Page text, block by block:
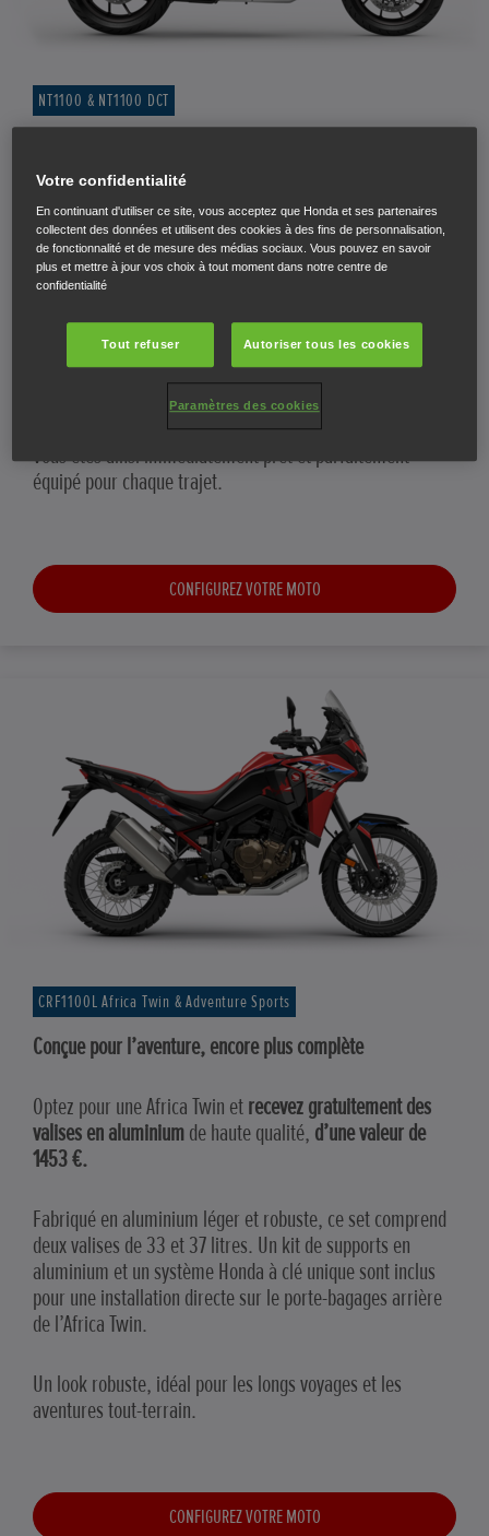
NT1100 & NT1100 DCT
À l’achat d’une NT1100,recevez gratuitement le pack
Urban. Ce pack offre tout ce dont vous avez besoin pour
améliorer votre expérience de conduite en ville.
Il comprend notamment un top case de 50 litres à
ouverture manuelle, pour plus de confort et de praticité,
avec une installation simple et une utilisation quotidienne
Vous êtes ainsi immédiatement prêt et parfaitement
équipé pour chaque trajet.
CONFIGUREZ VOTRE MOTO
CRF1100L Africa Twin & Adventure Sports
Conçue pour l’aventure, encore plus complète
Optez pour une Africa Twin etrecevez gratuitement des
valises en aluminiumde haute qualité, d’une valeur de
1453 €.
Fabriqué en aluminium léger et robuste, ce set comprend
deux valises de 33 et 37 litres. Un kit de supports en
aluminium et un système Honda à clé unique sont inclus
pour une installation directe sur le porte-bagages arrière
de l’Africa Twin.
Un look robuste, idéal pour les longs voyages et les
aventures tout-terrain.
CONFIGUREZ VOTRE MOTO
Votre confidentialité
En continuant d'utiliser ce site, vous acceptez que Honda et ses partenaires
collectent des données et utilisent des cookies à des fins de personnalisation,
de fonctionnalité et de mesure des médias sociaux. Vous pouvez en savoir
plus et mettre à jour vos choix à tout moment dans notre centre de
confidentialité
Tout refuser Autoriser tous les cookies
Paramètres des cookies